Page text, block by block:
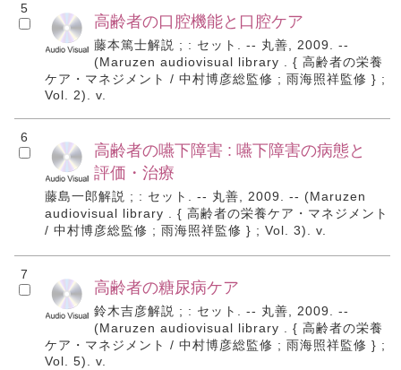
5
高齢者の口腔機能と口腔ケア
藤本篤士解説 ; : セット. -- 丸善, 2009. --
(Maruzen audiovisual library . { 高齢者の栄養
ケア・マネジメント / 中村博彦総監修 ; 雨海照祥監修 } ;
Vol. 2). v.
6
高齢者の嚥下障害 : 嚥下障害の病態と
評価・治療
藤島一郎解説 ; : セット. -- 丸善, 2009. -- (Maruzen
audiovisual library . { 高齢者の栄養ケア・マネジメント
/ 中村博彦総監修 ; 雨海照祥監修 } ; Vol. 3). v.
7
高齢者の糖尿病ケア
鈴木吉彦解説 ; : セット. -- 丸善, 2009. --
(Maruzen audiovisual library . { 高齢者の栄養
ケア・マネジメント / 中村博彦総監修 ; 雨海照祥監修 } ;
Vol. 5). v.